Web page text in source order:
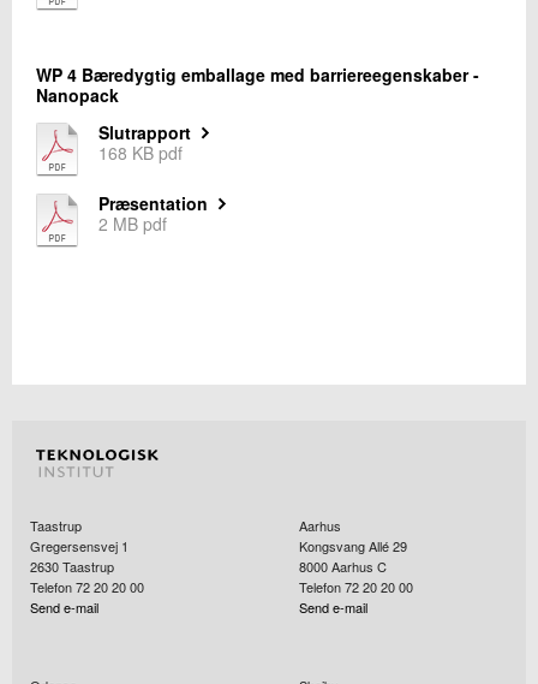
WP 4 Bæredygtig emballage med barriereegenskaber -
Nanopack
Slutrapport
168 KB pdf
Præsentation
2 MB pdf
Taastrup
Gregersensvej 1
2630Taastrup
Telefon 72 20 20 00
Send e-mail
Aarhus
Kongsvang Allé 29
8000Aarhus C
Telefon 72 20 20 00
Send e-mail